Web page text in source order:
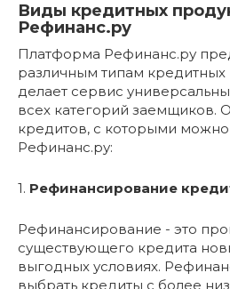
Виды кредитных
Рефинанс.ру
Платформа Рефинанс.ру
различным типам кредитных
делает сервис
всех категорий заемщиков.
кредитов, с которыми можно
Рефинанс.ру:
1. Рефинансирование
Рефинансирование - это
существующего кредита
выгодных условиях.
выбрать кредиты с более